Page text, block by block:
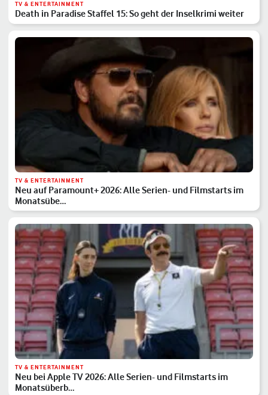
TV & ENTERTAINMENT
Death in Paradise Staffel 15: So geht der Inselkrimi weiter
TV & ENTERTAINMENT
Neu auf Paramount+ 2026: Alle Serien- und Filmstarts im
Monatsübe…
TV & ENTERTAINMENT
Neu bei Apple TV 2026: Alle Serien- und Filmstarts im
Monatsüberb…